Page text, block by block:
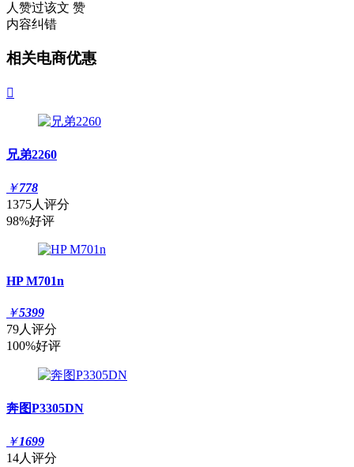
人赞过该文 赞
内容纠错
相关电商优惠

兄弟2260
￥778
1375人评分
98%好评
HP M701n
￥5399
79人评分
100%好评
奔图P3305DN
￥1699
14人评分